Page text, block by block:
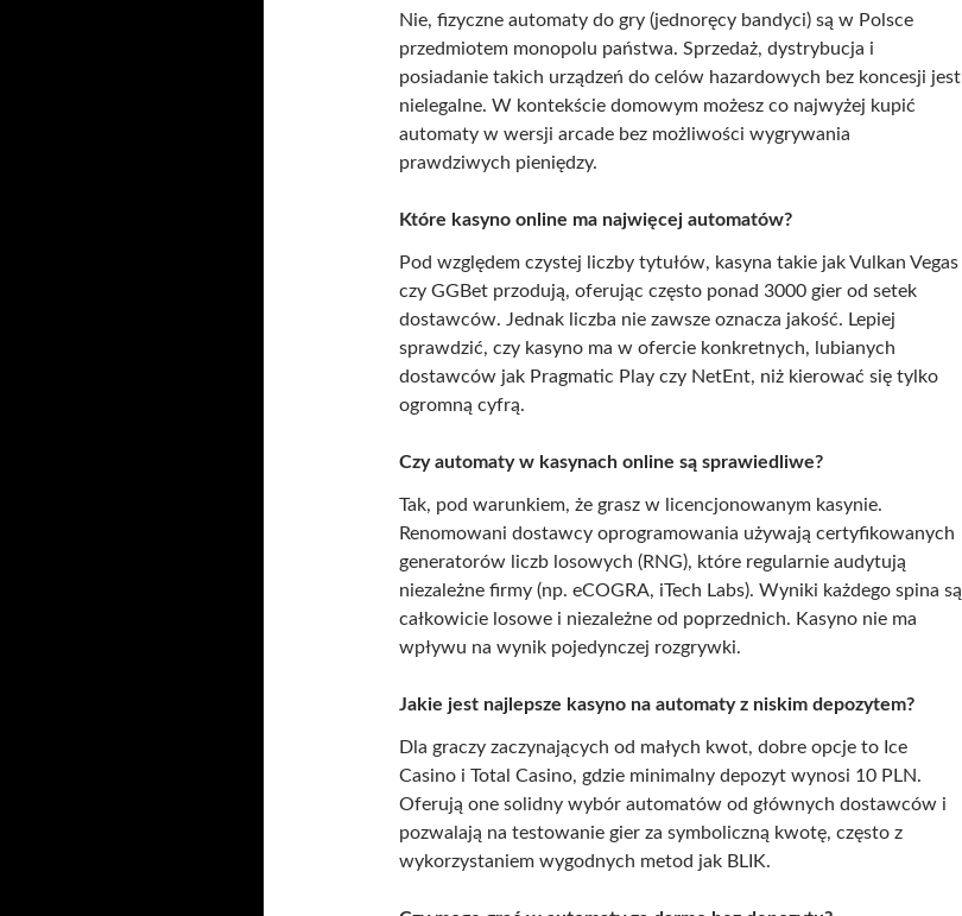
Nie, fizyczne automaty do gry (jednoręcy bandyci) są w Polsce
przedmiotem monopolu państwa. Sprzedaż, dystrybucja i
posiadanie takich urządzeń do celów hazardowych bez koncesji jest
nielegalne. W kontekście domowym możesz co najwyżej kupić
automaty w wersji arcade bez możliwości wygrywania
prawdziwych pieniędzy.
Które kasyno online ma najwięcej automatów?
Pod względem czystej liczby tytułów, kasyna takie jak Vulkan Vegas
czy GGBet przodują, oferując często ponad 3000 gier od setek
dostawców. Jednak liczba nie zawsze oznacza jakość. Lepiej
sprawdzić, czy kasyno ma w ofercie konkretnych, lubianych
dostawców jak Pragmatic Play czy NetEnt, niż kierować się tylko
ogromną cyfrą.
Czy automaty w kasynach online są sprawiedliwe?
Tak, pod warunkiem, że grasz w licencjonowanym kasynie.
Renomowani dostawcy oprogramowania używają certyfikowanych
generatorów liczb losowych (RNG), które regularnie audytują
niezależne firmy (np. eCOGRA, iTech Labs). Wyniki każdego spina są
całkowicie losowe i niezależne od poprzednich. Kasyno nie ma
wpływu na wynik pojedynczej rozgrywki.
Jakie jest najlepsze kasyno na automaty z niskim depozytem?
Dla graczy zaczynających od małych kwot, dobre opcje to Ice
Casino i Total Casino, gdzie minimalny depozyt wynosi 10 PLN.
Oferują one solidny wybór automatów od głównych dostawców i
pozwalają na testowanie gier za symboliczną kwotę, często z
wykorzystaniem wygodnych metod jak BLIK.